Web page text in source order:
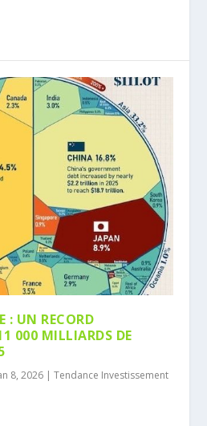
: UN RECORD
000 MILLIARDS DE
8, 2026 |Tendance Investissement